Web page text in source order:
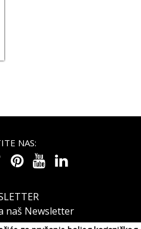
NAS:
naš Newsletter